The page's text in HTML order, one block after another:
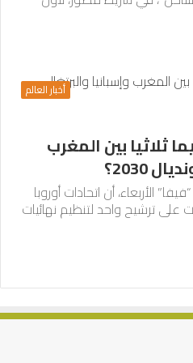
أخبار العالم
ثلاثيا بين المغرب
2030؟
الأربعاء، أن اتحادات أوروبا
على ترشيح واحد لتنظيم نهائيات